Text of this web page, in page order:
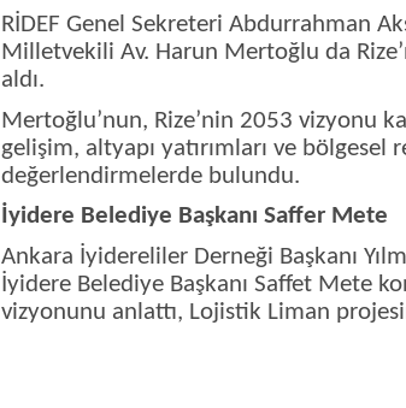
RİDEF Genel Sekreteri Abdurrahman
Milletvekili Av. Harun Mertoğlu da
aldı.
Mertoğlu’nun, Rize’nin 2053 vizyonu
gelişim, altyapı yatırımları ve bölgesel
değerlendirmelerde bulundu.
İyidere Belediye Başkanı Saffer Mete
Ankara İyidereliler Derneği Başkanı
İyidere Belediye Başkanı Saffet Mete
vizyonunu anlattı, Lojistik Liman